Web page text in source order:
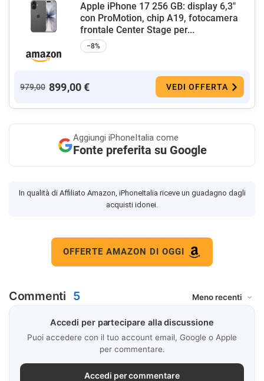
Apple iPhone 17 256 GB: display 6,3"
con ProMotion, chip A19, fotocamera
frontale Center Stage per...
−8%
979,00 899,00 € VEDI OFFERTA
Aggiungi iPhoneItalia come
Fonte preferita su Google
In qualità di Affiliato Amazon, iPhoneItalia riceve un guadagno dagli
acquisti idonei.
OFFERTE AMAZON DI OGGI
Commenti 5
Accedi per partecipare alla discussione
Puoi accedere con il tuo account email, Google o Apple
per commentare.
Accedi per commentare